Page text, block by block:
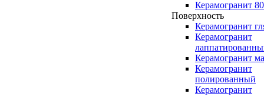
Керамогранит
Поверхность
Керамогранит
Керамогранит
Керамогранит
Керамогранит
полированный
Керамогранит